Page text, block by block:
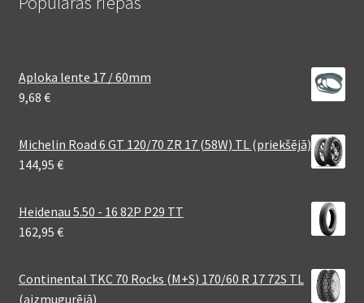
Aploka lente 17 / 60mm
9,68 €
Michelin Road 6 GT 120/70 ZR 17 (58W) TL (priekšējā)
144,95 €
Heidenau 5.50 - 16 82P P29 TT
162,95 €
Continental TKC 70 Rocks (M+S) 170/60 R 17 72S TL
(aizmugurējā)